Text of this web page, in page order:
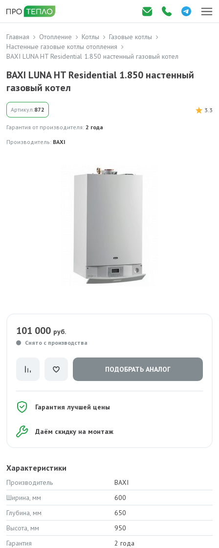
Главная Отопление Котлы
Газовые котлы
Настенные газовые котлы отопления
BAXI LUNA HT Residential 1.850 настенный газовый котел
BAXI LUNA HT Residential 1.850 настенный
газовый котел
Артикул:872
Гарантия от производителя: 2 года
Производитель: BAXI
3.3
101 000 руб.
Снято с производства
ПОДОБРАТЬ АНАЛОГ
Гарантия лучшей цены
Даём скидку на монтаж
Характеристики
Производитель
BAXI
Ширина, мм
600
Глубина, мм
650
Высота, мм
950
Гарантия
2 года